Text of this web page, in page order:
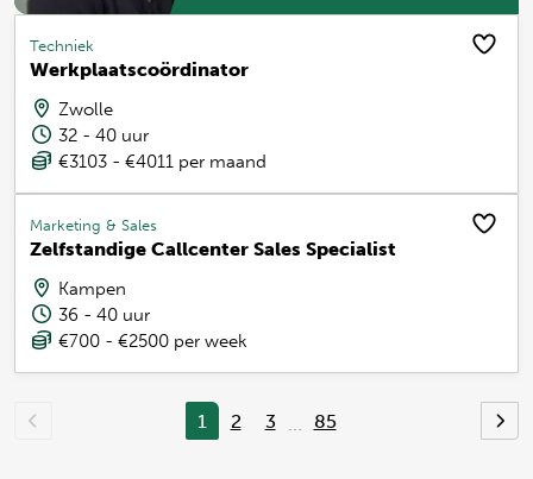
Techniek
Werkplaatscoördinator
Zwolle
32 - 40 uur
€3103 - €4011 per maand
Marketing & Sales
Zelfstandige Callcenter Sales Specialist
Kampen
36 - 40 uur
€700 - €2500 per week
1 2 3 ... 85